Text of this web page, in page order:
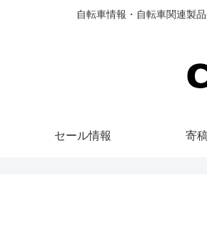
自転車情報・自転車関連製
セール情報 寄